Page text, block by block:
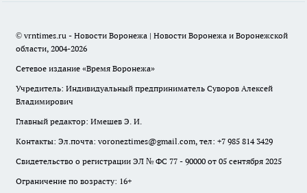
© vrntimes.ru - Новости Воронежа | Новости Воронежа и Воронежской
области, 2004-2026
Сетевое издание «Время Воронежа»
Учредитель: Индивидуальный предприниматель Суворов Алексей
Владимирович
Главный редактор: Имешев Э. И.
Контакты: Эл.почта: voroneztimes@gmail.com, тел: +7 985 814 3429
Свидетельство о регистрации ЭЛ № ФС 77 - 90000 от 05 сентября 2025
Ограничение по возрасту: 16+